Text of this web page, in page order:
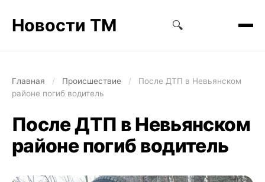
Новости ТМ 🔍
Главная / Происшествие /
После ДТП в Невьянском
районе погиб водитель
После ДТП в Невьянском
районе погиб водитель